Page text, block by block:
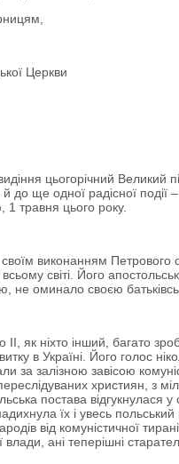
Церкви
цьогорічний Великий
до ще одної радісної
1 травня цього року.
виконанням
світі. Його
оминало своєю
як ніхто інший, багато
в Україні. Його голос
за залізною завісою
християн, з
постава відгукнулася
їх і увесь
від комуністичної
влади, ані теперішні